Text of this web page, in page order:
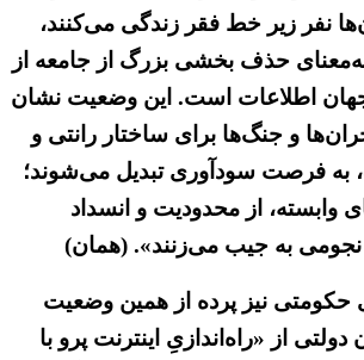
نفر زیر خط فقر زندگی می‌کنند،
حذف بخشی بزرگ از جامعه از
اطلاعات است. این وضعیت نشان
و جنگ‌ها برای ساختار رانتی و
به فرصت سودآوری تبدیل می‌شوند؛
وابسته، از محدودیت و انسداد
نجومی به جیب می‌زنند». (همان)
حکومتی نیز پرده از همین وضعیت
از «راه‌اندازیِ اینترنت پرو با